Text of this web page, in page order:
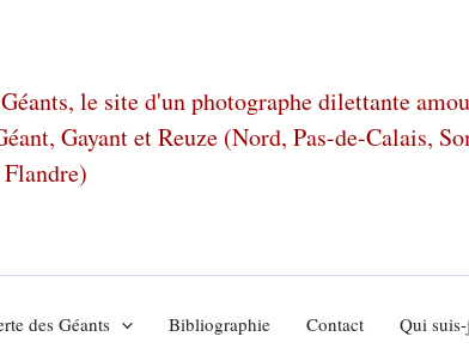
le site d'un photographe dilettante
Gayant et Reuze (Nord, Pas-de-Calais,
des Géants Bibliographie Contact Qui